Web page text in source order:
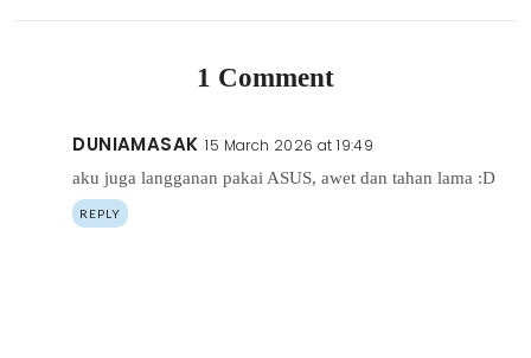
1 Comment
DUNIAMASAK 15 March 2026 at 19:49
aku juga langganan pakai ASUS, awet dan tahan lama :D
REPLY